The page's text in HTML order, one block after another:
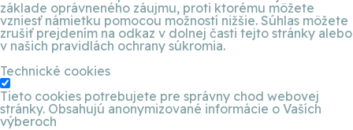
základe oprávneného záujmu, proti ktorému môžete
vzniesť námietku pomocou možností nižšie. Súhlas môžete
zrušiť prejdením na odkaz v dolnej časti tejto stránky alebo
v našich pravidlách ochrany súkromia.
Technické cookies
Tieto cookies potrebujete pre správny chod webovej
stránky. Obsahujú anonymizované informácie o Vaších
výberoch